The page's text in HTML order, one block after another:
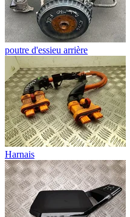
poutre d'essieu arrière
Harnais